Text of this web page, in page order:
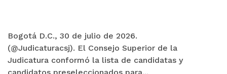
Bogotá D.C., 30 de julio de 2026.
(@Judicaturacsj). El Consejo Superior de la
Judicatura conformó la lista de candidatas y